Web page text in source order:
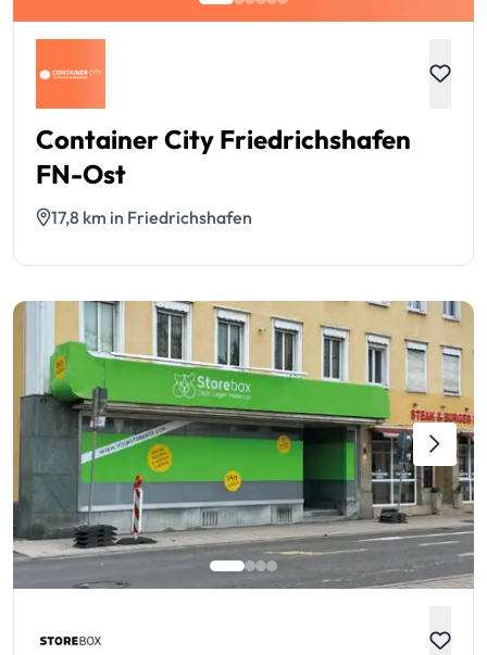
Container City Friedrichshafen
FN-Ost
17,8 km in Friedrichshafen